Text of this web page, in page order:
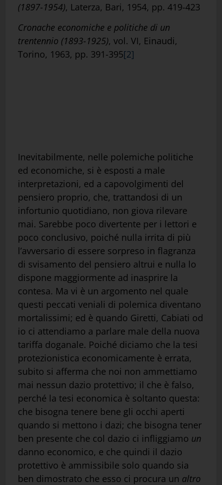
(1897-1954), Laterza, Bari, 1954, pp. 419-423
Cronache economiche e politiche di un
trentennio (1893-1925), vol. VI, Einaudi,
Torino, 1963, pp. 391-395[2]
Inevitabilmente, nelle polemiche politiche
ed economiche, si è esposti a male
interpretazioni, ed a capovolgimenti del
pensiero proprio, che, trattandosi di un
infortunio quotidiano, non giova rilevare
mai. Sarebbe poco divertente per i lettori e
poco conclusivo, poiché nulla irrita di più
l’avversario di essere sorpreso in flagranza
di svisamento del pensiero altrui e nulla lo
dispone maggiormente ad inasprire la
contesa. Ma vi è un argomento nel quale
questi peccati veniali di polemica diventano
mortalissimi; ed è quando Giretti, Cabiati od
io ci attendiamo a parlare male della nuova
tariffa doganale. Poiché diciamo che la tesi
protezionistica economicamente è errata,
subito si afferma che noi non ammettiamo
mai nessun dazio protettivo; il che è falso,
perché la tesi economica è soltanto questa:
che bisogna tenere bene gli occhi aperti
quando si mettono i dazi; che bisogna tener
ben presente che col dazio ci infliggiamo un
danno economico, e che quindi il dazio
protettivo è ammissibile solo quando sia
ben dimostrato che esso ci procura un altro